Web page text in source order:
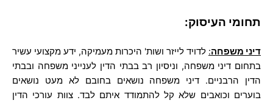
תחומי העיסוק:
דיני משפחה: לדויד לייזר ושות' היכרות מעמיקה, ידע מקצועי עשיר
בתחום דיני משפחה, וניסיון רב בבתי הדין לענייני משפחה ובבתי
הדין הרבניים. דיני משפחה נושאים בחובם לא מעט נושאים
בוערים וכואבים שלא קל להתמודד איתם לבד. צוות עורכי הדין